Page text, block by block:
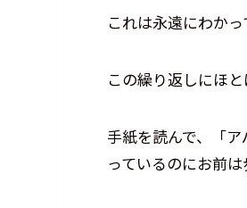
これは永遠にわか
この繰り返しにほと
手紙を読んで、「
っているのにお前